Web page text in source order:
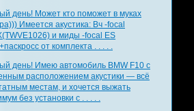
день! Может кто поможет в муках
Имеется акустика: Вч -focal
и миды -focal ES
от комплекта . . . . .
день! Имею автомобиль BMW F10 с
расположением акустики — всё
местам, и хочется выжать
без установки с . . . . .